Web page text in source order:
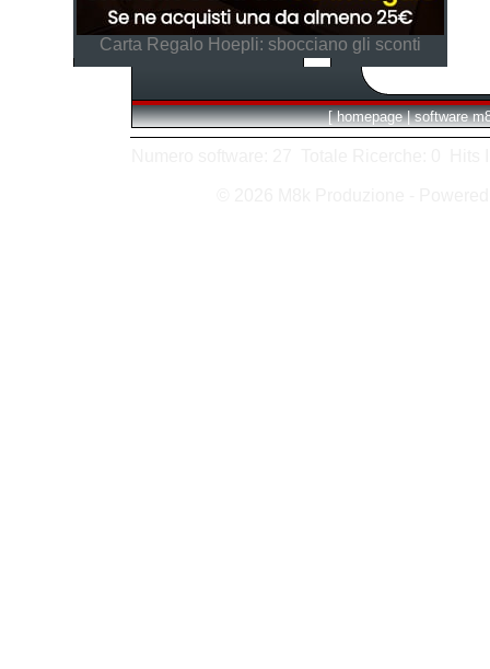
Carta Regalo Hoepli: sbocciano gli sconti
[ homepage | software